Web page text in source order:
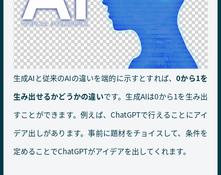
生成AIと従来のAIの違いを端的に示すとすれば、0から1を
生み出せるかどうかの違いです。生成AIは0から1を生み出
すことができます。例えば、ChatGPTで行えることにアイ
デア出しがあります。事前に題材をチョイスして、条件を
定めることでChatGPTがアイデアを出してくれます。